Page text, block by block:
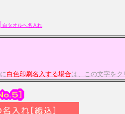
白タオルへ名入れ
白色印刷名入する場合は、この文字をク